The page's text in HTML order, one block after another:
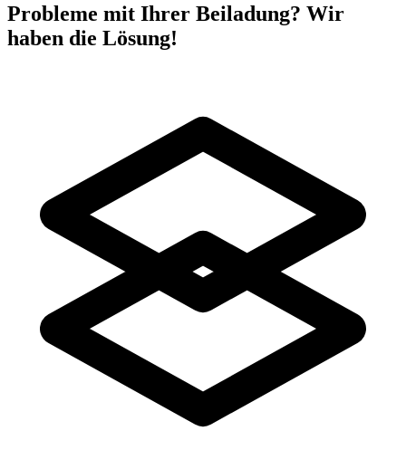
Probleme mit Ihrer Beiladung? Wir
haben die Lösung!